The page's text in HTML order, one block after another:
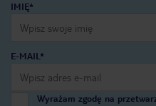
IMIĘ*
E-MAIL*
Wyrażam zgodę na